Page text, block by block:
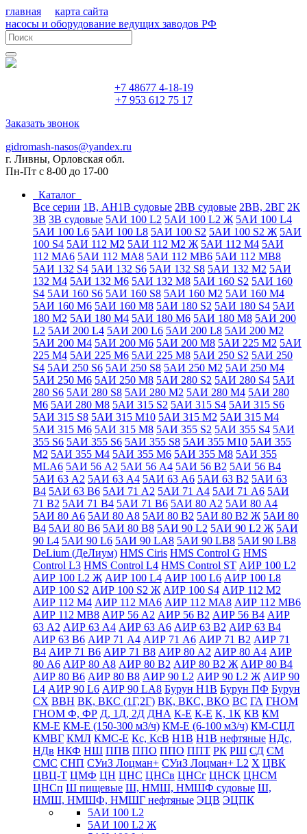
главная
карта сайта
насосы и оборудование ведущих заводов РФ
+7 48677 4-18-19
+7 953 612 75 17
Заказать звонок
gidromash-nasos@yandex.ru
г. Ливны, Орловская обл.
Пн-Пт с 8-00 до 17-00
Каталог
Все серии 1В, АН1В судовые 2ВВ судовые 2ВВ, 2ВГ 2К
3В 3В судовые 5АИ 100 L2 5АИ 100 L2 Ж 5АИ 100 L4
5АИ 100 L6 5АИ 100 L8 5АИ 100 S2 5АИ 100 S2 Ж 5АИ
100 S4 5АИ 112 М2 5АИ 112 М2 Ж 5АИ 112 М4 5АИ
112 МА6 5АИ 112 МА8 5АИ 112 МВ6 5АИ 112 МВ8
5АИ 132 S4 5АИ 132 S6 5АИ 132 S8 5АИ 132 М2 5АИ
132 М4 5АИ 132 М6 5АИ 132 М8 5АИ 160 S2 5АИ 160
S4 5АИ 160 S6 5АИ 160 S8 5АИ 160 М2 5АИ 160 М4
5АИ 160 М6 5АИ 160 М8 5АИ 180 S2 5АИ 180 S4 5АИ
180 М2 5АИ 180 М4 5АИ 180 М6 5АИ 180 М8 5АИ 200
L2 5АИ 200 L4 5АИ 200 L6 5АИ 200 L8 5АИ 200 М2
5АИ 200 М4 5АИ 200 М6 5АИ 200 М8 5АИ 225 М2 5АИ
225 М4 5АИ 225 М6 5АИ 225 М8 5АИ 250 S2 5АИ 250
S4 5АИ 250 S6 5АИ 250 S8 5АИ 250 М2 5АИ 250 М4
5АИ 250 М6 5АИ 250 М8 5АИ 280 S2 5АИ 280 S4 5АИ
280 S6 5АИ 280 S8 5АИ 280 М2 5АИ 280 М4 5АИ 280
М6 5АИ 280 М8 5АИ 315 S2 5АИ 315 S4 5АИ 315 S6
5АИ 315 S8 5АИ 315 М10 5АИ 315 М2 5АИ 315 М4
5АИ 315 М6 5АИ 315 М8 5АИ 355 S2 5АИ 355 S4 5АИ
355 S6 5АИ 355 S6 5АИ 355 S8 5АИ 355 М10 5АИ 355
М2 5АИ 355 М4 5АИ 355 М6 5АИ 355 М8 5АИ 355
МLА6 5АИ 56 А2 5АИ 56 А4 5АИ 56 В2 5АИ 56 В4
5АИ 63 А2 5АИ 63 А4 5АИ 63 А6 5АИ 63 В2 5АИ 63
В4 5АИ 63 В6 5АИ 71 А2 5АИ 71 А4 5АИ 71 А6 5АИ
71 В2 5АИ 71 В4 5АИ 71 В6 5АИ 80 А2 5АИ 80 А4
5АИ 80 А6 5АИ 80 А8 5АИ 80 В2 5АИ 80 В2 Ж 5АИ 80
В4 5АИ 80 В6 5АИ 80 В8 5АИ 90 L2 5АИ 90 L2 Ж 5АИ
90 L4 5АИ 90 L6 5АИ 90 LА8 5АИ 90 LВ8 5АИ 90 LВ8
DeLium (ДеЛиум) HMS Ciris HMS Control G HMS
Control L3 HMS Control L4 HMS Control ST АИР 100 L2
АИР 100 L2 Ж АИР 100 L4 АИР 100 L6 АИР 100 L8
АИР 100 S2 АИР 100 S2 Ж АИР 100 S4 АИР 112 М2
АИР 112 М4 АИР 112 МА6 АИР 112 МА8 АИР 112 МВ6
АИР 112 МВ8 АИР 56 А2 АИР 56 В2 АИР 56 В4 АИР
63 А2 АИР 63 А4 АИР 63 А6 АИР 63 В2 АИР 63 В4
АИР 63 В6 АИР 71 А4 АИР 71 А6 АИР 71 В2 АИР 71
В4 АИР 71 В6 АИР 71 В8 АИР 80 А2 АИР 80 А4 АИР
80 А6 АИР 80 А8 АИР 80 В2 АИР 80 В2 Ж АИР 80 В4
АИР 80 В6 АИР 80 В8 АИР 90 L2 АИР 90 L2 Ж АИР 90
L4 АИР 90 L6 АИР 90 LА8 Бурун Н1В Бурун ПФ Бурун
СХ ВВН ВК, ВКС (1Г,2Г) ВК, ВКС, ВКО ВС ГА ГНОМ
ГНОМ Ф, ФР Д, 1Д, 2Д ДНА К-Е К-Е К, 1К КВ КМ
КМ-Е КМ-Е (150-300 м3/ч) КМ-Е (6-100 м3/ч) КМ-СЦЛ
КМВГ КМЛ КМС-Е Кс, КсВ Н1В Н1В нефтяные НДс,
НДв НКФ НШ ППВ ППО ППО ППТ РК РШ СД СМ
СМС СНП СУиЗ Лоцман+ СУиЗ Лоцман+ L2 Х ЦВК
ЦВЦ-Т ЦМФ ЦН ЦНС ЦНСв ЦНСг ЦНСК ЦНСМ
ЦНСп Ш пищевые Ш, НМШ, НМШФ судовые Ш,
НМШ, НМШФ, НМШГ нефтяные ЭЦВ ЭЦПК
5АИ 100 L2
5АИ 100 L2 Ж